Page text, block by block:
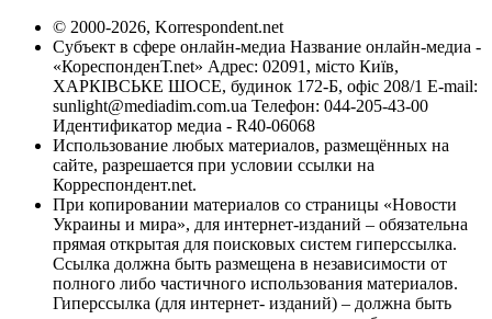
© 2000-2026, Korrespondent.net
Субъект в сфере онлайн-медиа Название онлайн-медиа -
«КореспонденТ.net» Адрес: 02091, місто Київ,
ХАРКІВСЬКЕ ШОСЕ, будинок 172-Б, офіс 208/1 E-mail:
sunlight@mediadim.com.ua Телефон: 044-205-43-00
Идентификатор медиа - R40-06068
Использование любых материалов, размещённых на
сайте, разрешается при условии ссылки на
Корреспондент.net.
При копировании материалов со страницы «Новости
Украины и мира», для интернет-изданий – обязательна
прямая открытая для поисковых систем гиперссылка.
Ссылка должна быть размещена в независимости от
полного либо частичного использования материалов.
Гиперссылка (для интернет- изданий) – должна быть